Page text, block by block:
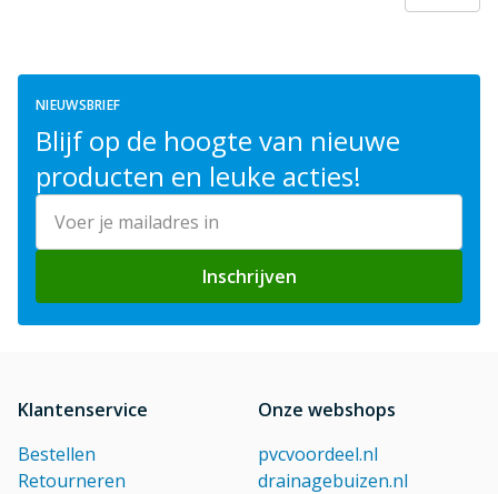
NIEUWSBRIEF
Blijf op de hoogte van nieuwe
producten en leuke acties!
Inschrijven
Klantenservice
Bestellen
Retourneren
Onze webshops
pvcvoordeel.nl
drainagebuizen.nl